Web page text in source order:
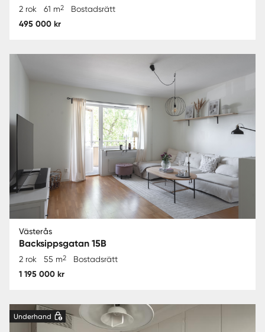
2 rok 61 m2 Bostadsrätt
495 000 kr
Västerås
Backsippsgatan 15B
2 rok 55 m2 Bostadsrätt
1 195 000 kr
Underhand